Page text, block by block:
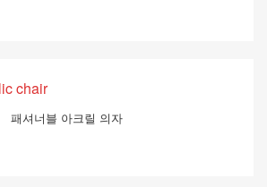
패셔너블 아크릴 의자